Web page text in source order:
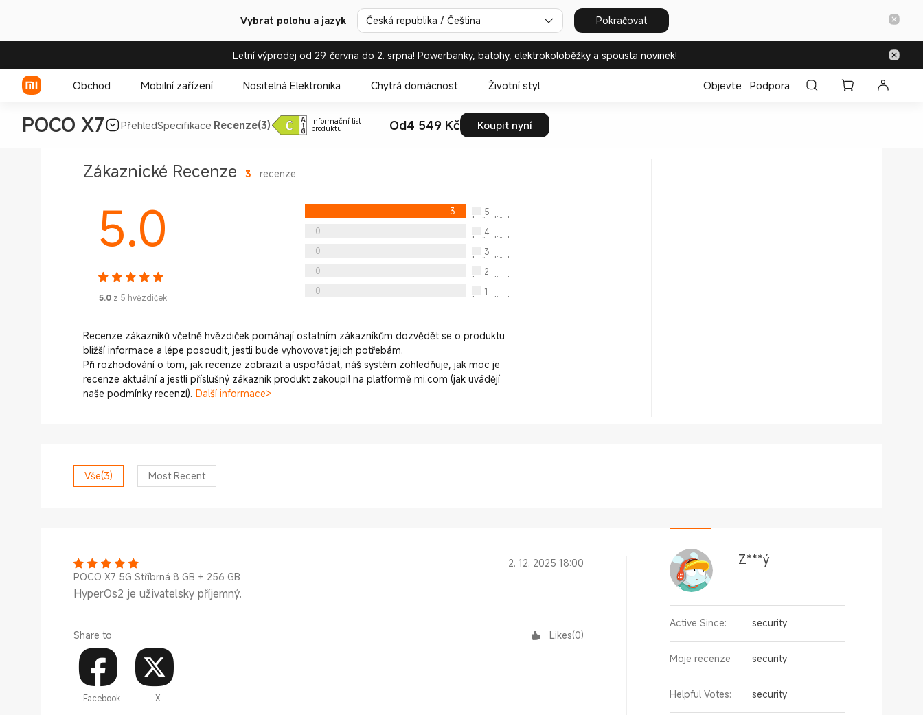
Vybrat polohu a jazyk Česká republika / Čeština Pokračovat
Letní výprodej od 29. června do 2. srpna! Powerbanky, batohy, elektrokoloběžky a spousta novinek!
Obchod Mobilní zařízení Nositelná Elektronika Chytrá domácnost Životní styl Objevte Podpora
POCO X7 PřehledSpecifikace Recenze(3) Informační list
produktu Od4 549 Kč Koupit nyní
Zákaznické Recenze 3 recenze
5.0
5.0 z 5 hvězdiček
3 5
hvězdiček
0
4
hvězdiček
0
3
hvězdiček
0
2
hvězdiček
0
1
hvězdiček
Recenze zákazníků včetně hvězdiček pomáhají ostatním zákazníkům dozvědět se o produktu
bližší informace a lépe posoudit, jestli bude vyhovovat jejich potřebám.
Při rozhodování o tom, jak recenze zobrazit a uspořádat, náš systém zohledňuje, jak moc je
recenze aktuální a jestli příslušný zákazník produkt zakoupil na platformě mi.com (jak uvádějí
naše podmínky recenzí). Další informace>
Vše(3) Most Recent
2. 12. 2025 18:00
POCO X7 5G Stříbrná 8 GB + 256 GB
HyperOs2 je uživatelsky příjemný.
Share to
Facebook X
Likes(0)
Z***ý
Active Since: security
Moje recenze security
Helpful Votes: security